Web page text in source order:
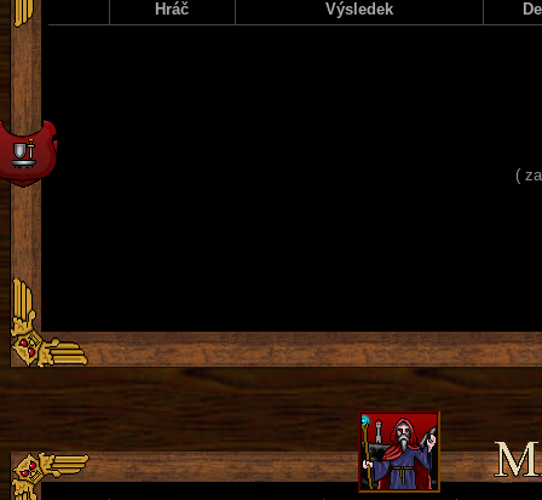
Hráč Výsledek
(